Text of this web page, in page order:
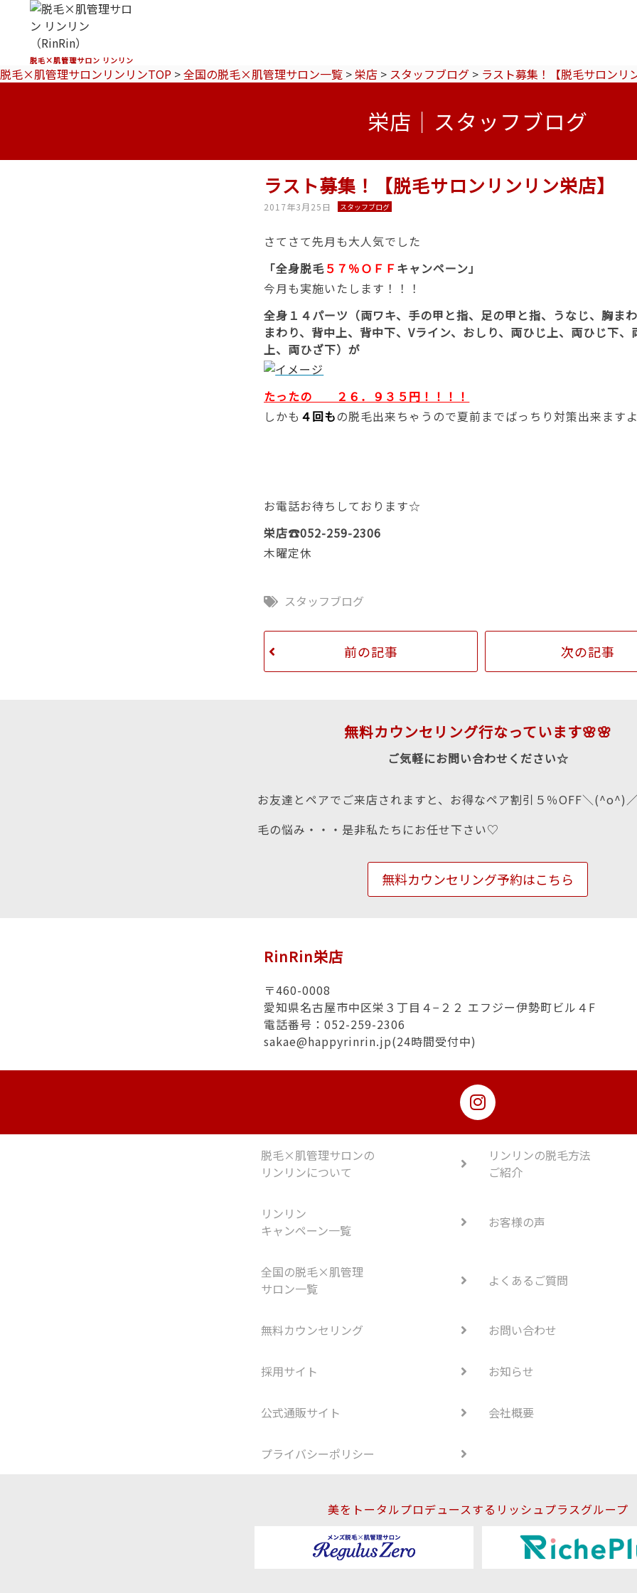
脱毛×肌管理サロン リンリン
脱毛×肌管理サロンリンリンTOP >全国の脱毛×肌管理サロン一覧 >栄店 > スタッフブログ > ラスト募集！【脱毛サロンリ
栄店｜スタッフブログ
ラスト募集！【脱毛サロンリンリン栄店】
2017年3月25日 スタッフブログ
さてさて先月も大人気でした
「全身脱毛５７％ＯＦＦキャンペーン」
今月も実施いたします！！！
全身１４パーツ（両ワキ、手の甲と指、足の甲と指、うなじ、胸ま
まわり、背中上、背中下、Vライン、おしり、両ひじ上、両ひじ下、
上、両ひざ下）が
たったの ２６．９３５円！！！！
しかも ４回もの脱毛出来ちゃうので夏前までばっちり対策出来ます
お電話お待ちしております☆
栄店☎052-259-2306
木曜定休
スタッフブログ
前の記事 次の記事
無料カウンセリング行なっています🌸🌸
ご気軽にお問い合わせください☆
お友達とペアでご来店されますと、お得なペア割引５％OFF＼(^o^)
毛の悩み・・・是非私たちにお任せ下さい♡
無料カウンセリング予約はこちら
RinRin栄店
〒460-0008
愛知県名古屋市中区栄３丁目４−２２ エフジー伊勢町ビル４F
電話番号：052-259-2306
sakae@happyrinrin.jp(24時間受付中)
脱毛×肌管理サロンの
リンリンについて
リンリンの脱毛方法
ご紹介
リンリン
キャンペーン一覧
お客様の声
全国の脱毛×肌管理
サロン一覧
よくあるご質問
無料カウンセリング お問い合わせ
採用サイト お知らせ
公式通販サイト 会社概要
プライバシーポリシー
美をトータルプロデュースするリッシュプラスグループ